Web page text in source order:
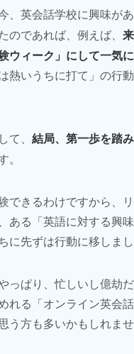
、英会話学校に興味が
のであれば、例えば、
ウィーク」にして一気
熱いうちに打て」の行
て、 結局、第一歩を踏
。
できるわけですから、
ある「英語に対する興
に先ずは行動に移しまし
っぱり、忙しいし億劫
れる「オンライン英会
う方も多いかもしれませ